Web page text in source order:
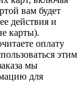
вам будет
действия и
карты).
оплату
этим
мы
для